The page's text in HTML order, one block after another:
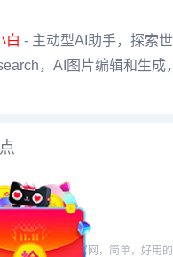
白 - 主动型AI助手，探索
，AI图片编辑和生成
iSlide官网
欢迎访问iSlide官网，简单，好用的